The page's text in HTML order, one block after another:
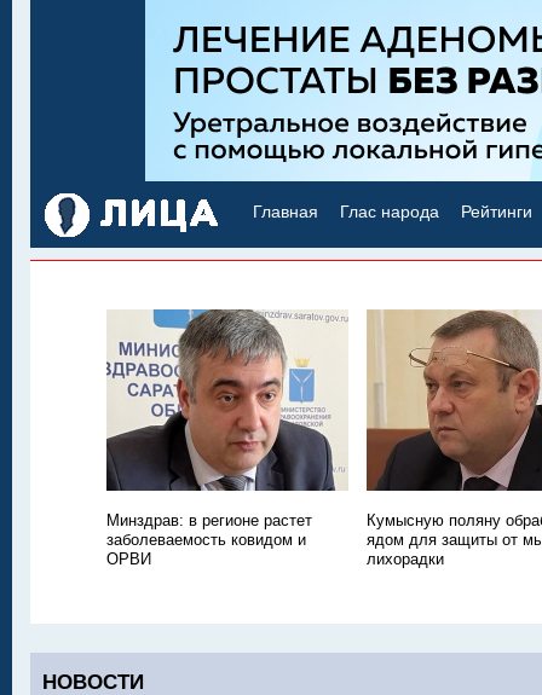
Главная Глас народа Рейтинги
Минздрав: в регионе растет
заболеваемость ковидом и
ОРВИ
Кумысную поляну
ядом для защиты от
лихорадки
НОВОСТИ